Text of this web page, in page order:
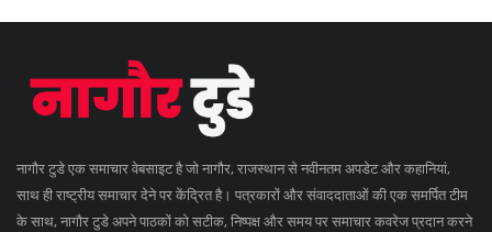
नागौर टुडे एक समाचार वेबसाइट है जो नागौर, राजस्थान से नवीनतम अपडेट और कहानियां,
साथ ही राष्ट्रीय समाचार देने पर केंद्रित है। पत्रकारों और संवाददाताओं की एक समर्पित टीम
के साथ, नागौर टुडे अपने पाठकों को सटीक, निष्पक्ष और समय पर समाचार कवरेज प्रदान करने